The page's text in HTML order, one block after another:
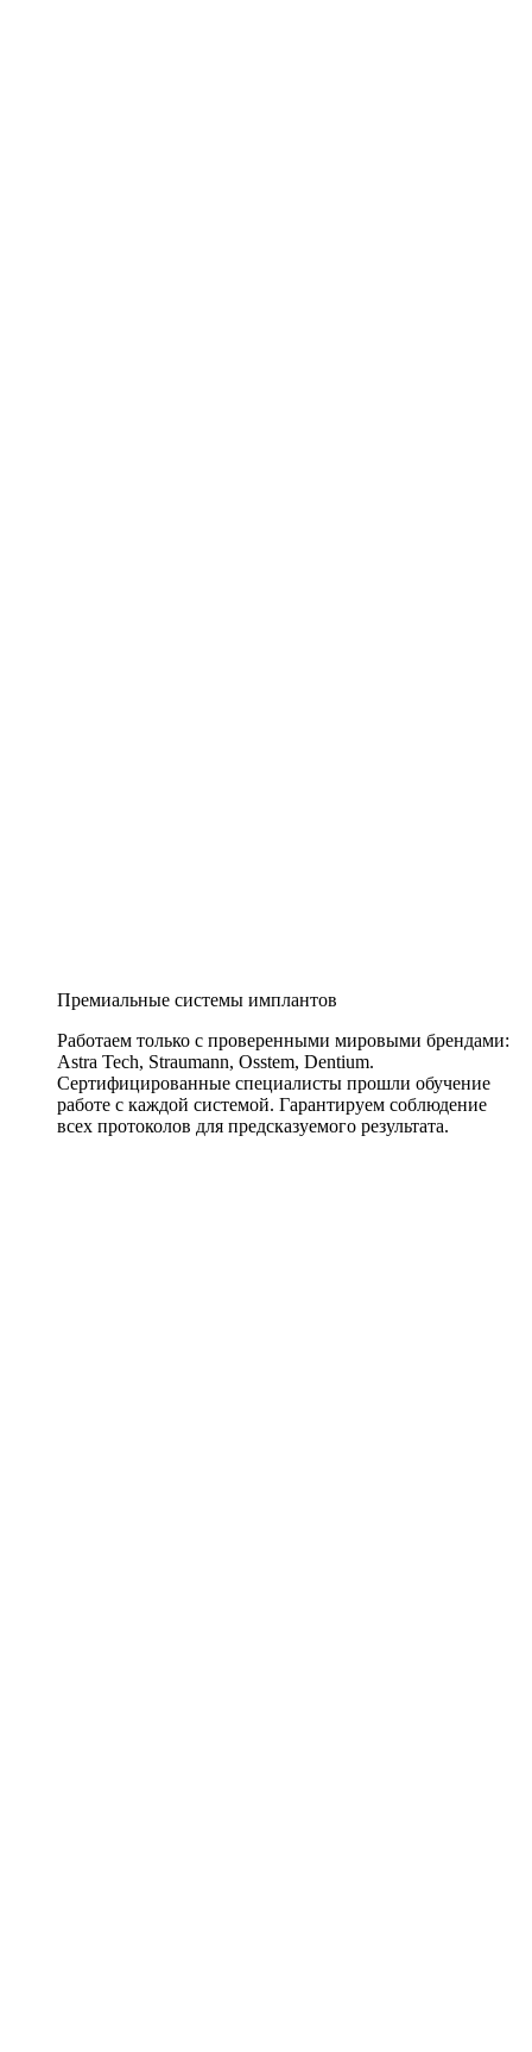
Премиальные системы имплантов
Работаем только с проверенными мировыми брендами:
Astra Tech, Straumann, Osstem, Dentium.
Сертифицированные специалисты прошли обучение
работе с каждой системой. Гарантируем соблюдение
всех протоколов для предсказуемого результата.